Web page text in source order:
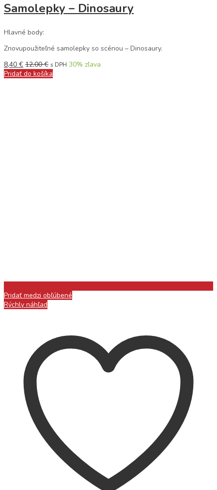
Samolepky – Dinosaury
Hlavné body:
Znovupoužiteľné samolepky so scénou – Dinosaury.
8,40 € 12,00€ s DPH 30% zľava
Pridať do košíka
Pridať medzi obľúbené
Rýchly náhľad